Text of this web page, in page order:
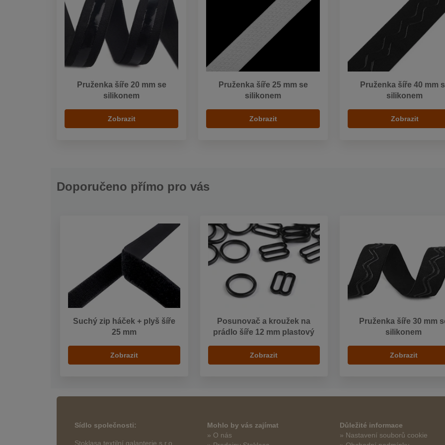
Pruženka šíře 20 mm se
silikonem
Zobrazit
Pruženka šíře 25 mm se
silikonem
Zobrazit
Pruženka šíře 40 mm
silikonem
Zobrazit
Doporučeno přímo pro vás
Suchý zip háček + plyš šíře
25 mm
Zobrazit
Posunovač a kroužek na
prádlo šíře 12 mm plastový
Zobrazit
Pruženka šíře 30 mm
silikonem
Zobrazit
Sídlo společnosti:
Stoklasa textilní galanterie s.r.o.
Mohlo by vás zajímat
» O nás
Důležité informace
» Nastavení souborů cookie